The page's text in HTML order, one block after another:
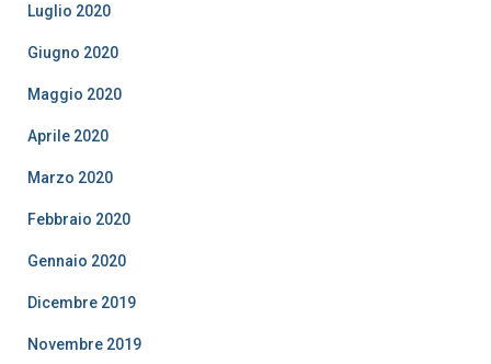
Luglio 2020
Giugno 2020
Maggio 2020
Aprile 2020
Marzo 2020
Febbraio 2020
Gennaio 2020
Dicembre 2019
Novembre 2019